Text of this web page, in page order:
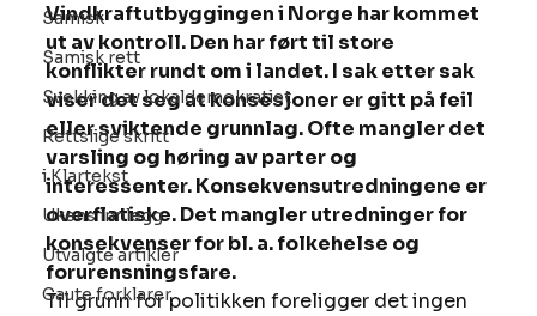
Samisk
Samisk rett
Svekking av lokaldemokratiet
Rettslige skritt
i Klartekst
Ukens innlegg
Utvalgte artikler
Gaute forklarer
Vindkraftutbyggingen i Norge har kommet
ut av kontroll. Den har ført til store
konflikter rundt om i landet. I sak etter sak
viser det seg at konsesjoner er gitt på feil
eller sviktende grunnlag. Ofte mangler det
varsling og høring av parter og
interessenter. Konsekvensutredningene er
overflatiske. Det mangler utredninger for
konsekvenser for bl. a. folkehelse og
forurensningsfare.
Til grunn for politikken foreligger det ingen